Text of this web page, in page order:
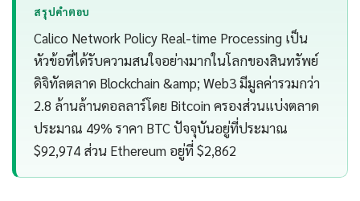
สรุปคำตอบ
Calico Network Policy Real-time Processing เป็น
หัวข้อที่ได้รับความสนใจอย่างมากในโลกของสินทรัพย์
ดิจิทัลตลาด Blockchain &amp; Web3 มีมูลค่ารวมกว่า
2.8 ล้านล้านดอลลาร์โดย Bitcoin ครองส่วนแบ่งตลาด
ประมาณ 49% ราคา BTC ปัจจุบันอยู่ที่ประมาณ
$92,974 ส่วน Ethereum อยู่ที่ $2,862